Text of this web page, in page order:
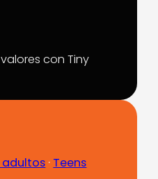
con Tiny
adultos · Teens